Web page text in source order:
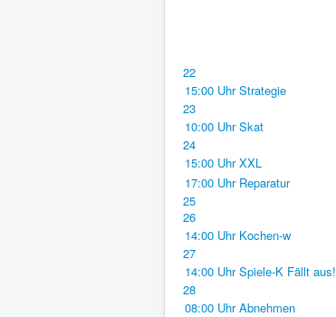
22
15:00 Uhr Strategie
23
10:00 Uhr Skat
24
15:00 Uhr XXL
17:00 Uhr Reparatur
25
26
14:00 Uhr Kochen-w
27
14:00 Uhr Spiele-K Fällt aus!
28
08:00 Uhr Abnehmen